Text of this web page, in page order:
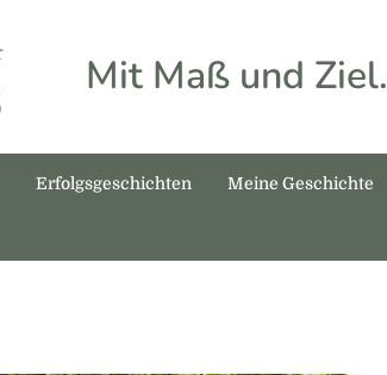
Mit Maß und Ziel.
Erfolgsgeschichten Meine Geschichte